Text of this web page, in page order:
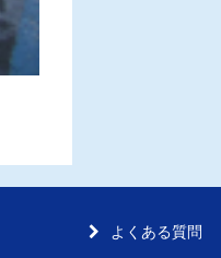
よくある質問